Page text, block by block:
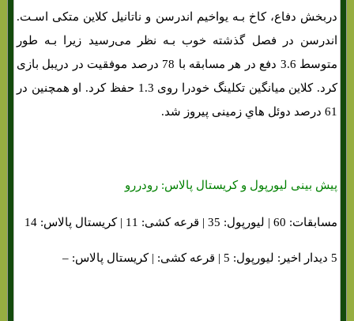
دربخش دفاع، کاخ بـه یواخیم اندرسن و ناتانیل کلاین متکی اسـت.
اندرسن در فصل گذشته خوب بـه نظر می‌رسید زیرا بـه طور
متوسط ​​3.6 دفع در هر مسابقه با 78 درصد موفقیت در دریبل بازی
کرد. کلاین میانگین تکلینگ خودرا روی 1.3 حفظ کرد. او همچنین در
61 درصد دوئل هاي‌ زمینی پیروز شد.
پیش بینی لیورپول و کریستال پالاس: رودررو
مسابقات: 60 | لیورپول: 35 | قرعه کشی: 11 | کریستال پالاس: 14
5 دیدار اخیر: لیورپول: 5 | قرعه کشی: | کریستال پالاس: –